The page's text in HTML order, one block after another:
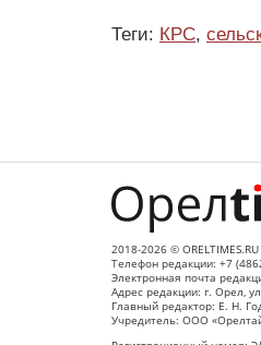
Теги: КРС,
2018-2026 ©
Телефон редакции: +7
Электронная почта
Адрес редакции: г. Орел,
Главный редактор: Е. Н.
Учредитель: ООО